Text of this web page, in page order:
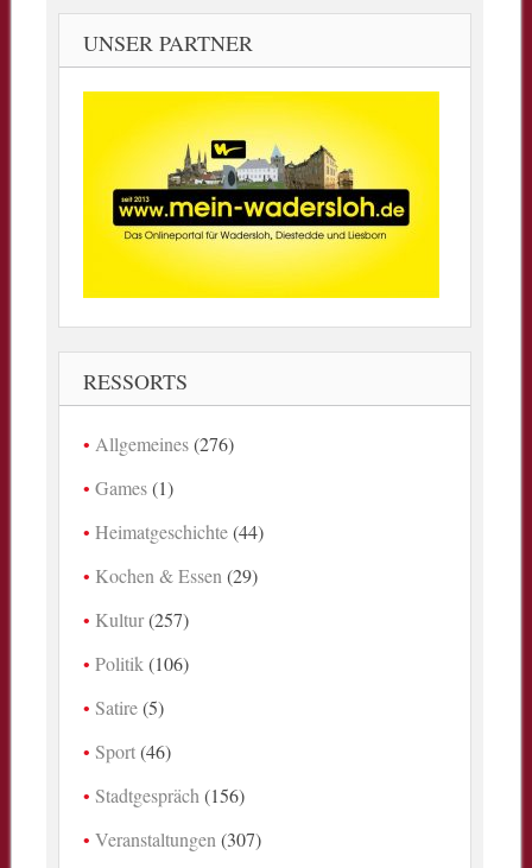
UNSER PARTNER
RESSORTS
Allgemeines(276)
Games(1)
Heimatgeschichte(44)
Kochen & Essen (29)
Kultur(257)
Politik (106)
Satire(5)
Sport(46)
Stadtgespräch (156)
Veranstaltungen (307)